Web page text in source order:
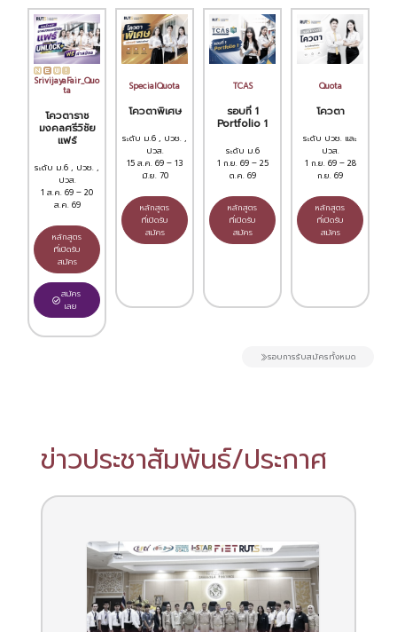
SrivijayaFair_Quo
ta
โควตาราช
มงคลศรีวิชัย
แฟร์
ระดับ ม.6 , ปวช. ,
ปวส.
1 ส.ค. 69 – 20
ส.ค. 69
หลักสูตร
ที่เปิดรับ
สมัคร
สมัคร
เลย
SpecialQuota
โควตาพิเศษ
ระดับ ม.6 , ปวช. ,
ปวส.
15 ส.ค. 69 – 13
มิ.ย. 70
หลักสูตร
ที่เปิดรับ
สมัคร
TCAS
รอบที่ 1
Portfolio 1
ระดับ ม.6
1 ก.ย. 69 – 25
ต.ค. 69
หลักสูตร
ที่เปิดรับ
สมัคร
Quota
โควตา
ระดับ ปวช. และ
ปวส.
1 ก.ย. 69 – 28
ก.ย. 69
หลักสูตร
ที่เปิดรับ
สมัคร
รอบการรับสมัครทั้งหมด
ข่าวประชาสัมพันธ์/ประกาศ